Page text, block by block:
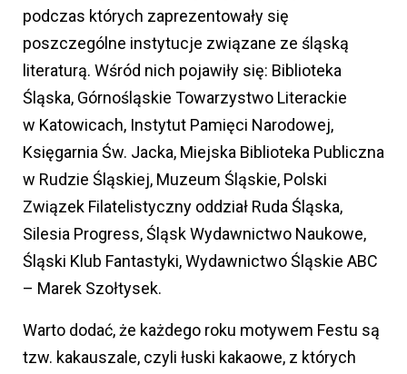
podczas których zaprezentowały się
poszczególne instytucje związane ze śląską
literaturą. Wśród nich pojawiły się: Biblioteka
Śląska, Górnośląskie Towarzystwo Literackie
w Katowicach, Instytut Pamięci Narodowej,
Księgarnia Św. Jacka, Miejska Biblioteka Publiczna
w Rudzie Śląskiej, Muzeum Śląskie, Polski
Związek Filatelistyczny oddział Ruda Śląska,
Silesia Progress, Śląsk Wydawnictwo Naukowe,
Śląski Klub Fantastyki, Wydawnictwo Śląskie ABC
– Marek Szołtysek.
Warto dodać, że każdego roku motywem Festu są
tzw. kakauszale, czyli łuski kakaowe, z których